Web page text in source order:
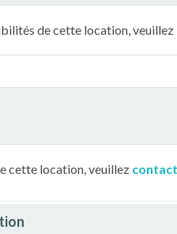
de cette location, veuillez
cette location, veuillez